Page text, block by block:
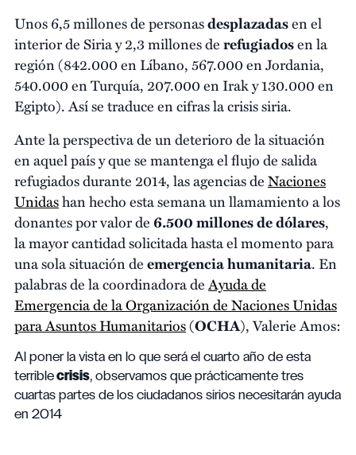
Unos 6,5 millones de personasdesplazadasen el
interior de Siria y 2,3 millones derefugiadosen la
región (842.000 en Líbano, 567.000 en Jordania,
540.000 en Turquía, 207.000 en Irak y 130.000 en
Egipto). Así se traduce en cifras la crisis siria.
Ante la perspectiva de un deterioro de la situación
en aquel país y que se mantenga el flujo de salida
refugiados durante 2014, las agencias deNaciones
Unidashan hecho esta semana un llamamiento a los
donantes por valor de 6.500 millones de dólares,
la mayor cantidad solicitada hasta el momento para
una sola situación deemergencia humanitaria. En
palabras de la coordinadora deAyuda de
Emergencia de la Organización de Naciones Unidas
para Asuntos Humanitarios(OCHA), Valerie Amos:
Al poner la vista en lo que será el cuarto año de esta
terrible crisis, observamos que prácticamente tres
cuartas partes de los ciudadanos sirios necesitarán ayuda
en 2014